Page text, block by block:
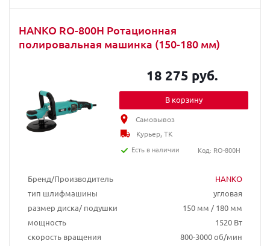
HANKO RO-800H Ротационная
полировальная машинка (150-180 мм)
Бренд/Производитель
HANKO
тип шлифмашины
угловая
размер диска/ подушки
150 мм / 180 мм
мощность
1520 Вт
скорость вращения
800-3000 об/мин
18 275 руб.
В корзину
Самовывоз
Курьер, ТК
Есть в наличии
Код: RO-800H